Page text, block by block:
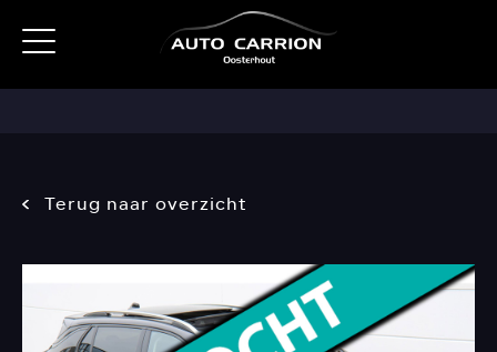
Terug naar overzicht